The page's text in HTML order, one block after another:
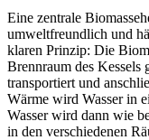
Eine zentrale
umweltfreundlich und
klaren Prinzip: Die
Brennraum des Kessels
transportiert und
Wärme wird Wasser in
Wasser wird dann wie
in den verschiedenen